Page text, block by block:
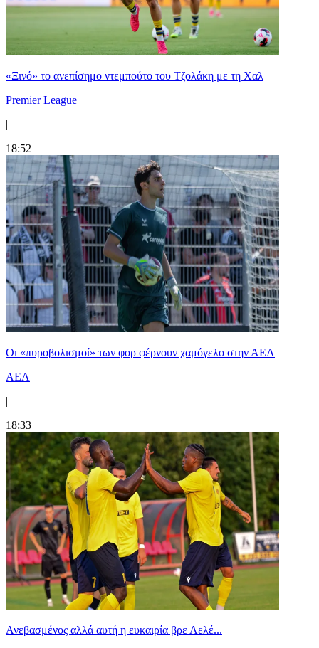
«Ξινό» το ανεπίσημο ντεμπούτο του Τζολάκη με τη Χαλ
Premier League
|
18:52
Οι «πυροβολισμοί» των φορ φέρνουν χαμόγελο στην ΑΕΛ
ΑΕΛ
|
18:33
Ανεβασμένος αλλά αυτή η ευκαιρία βρε Λελέ...